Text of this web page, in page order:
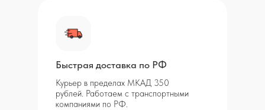
Быстрая доставка по РФ
Курьер в пределах МКАД 350
рублей. Работаем с транспортными
компаниями по РФ.